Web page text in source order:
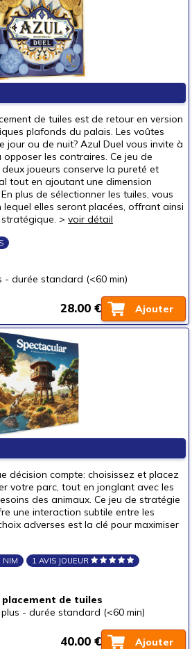
de tuiles est de retour en version
plafonds du palais. Les voûtes
jour ou de nuit? Azul Duel vous invite à
les contraires. Ce jeu de
joueurs conserve la pureté et
tout en ajoutant une dimension
plus de sélectionner les tuiles, vous
elles seront placées, offrant ainsi
> voir détail
- durée standard (<60 min)
Ajouter
28.00 €
décision compte: choisissez et placez
votre parc, tout en jonglant avec les
des animaux. Ce jeu de stratégie
une interaction subtile entre les
adverses est la clé pour maximiser
NIM
1 AVIS JOUEUR
de tuiles
- durée standard (<60 min)
Ajouter
40.00 €